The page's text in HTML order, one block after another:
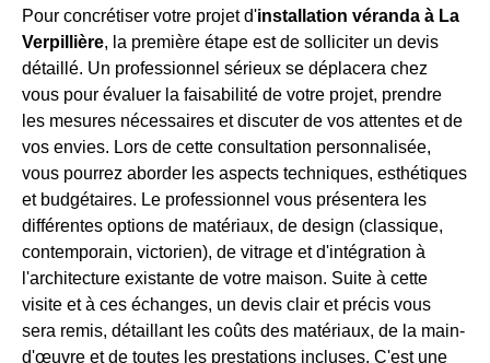
Pour concrétiser votre projet d'installation véranda à La
Verpillière, la première étape est de solliciter un devis
détaillé. Un professionnel sérieux se déplacera chez
vous pour évaluer la faisabilité de votre projet, prendre
les mesures nécessaires et discuter de vos attentes et de
vos envies. Lors de cette consultation personnalisée,
vous pourrez aborder les aspects techniques, esthétiques
et budgétaires. Le professionnel vous présentera les
différentes options de matériaux, de design (classique,
contemporain, victorien), de vitrage et d'intégration à
l'architecture existante de votre maison. Suite à cette
visite et à ces échanges, un devis clair et précis vous
sera remis, détaillant les coûts des matériaux, de la main-
d'œuvre et de toutes les prestations incluses. C'est une